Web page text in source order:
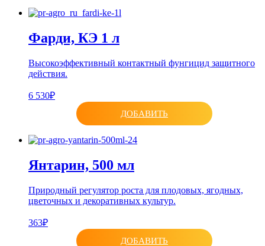
Фарди, КЭ 1 л
Высокоэффективный контактный фунгицид защитного
действия.
6 530₽
ДОБАВИТЬ
Янтарин, 500 мл
Природный регулятор роста для плодовых, ягодных,
цветочных и декоративных культур.
363₽
ДОБАВИТЬ